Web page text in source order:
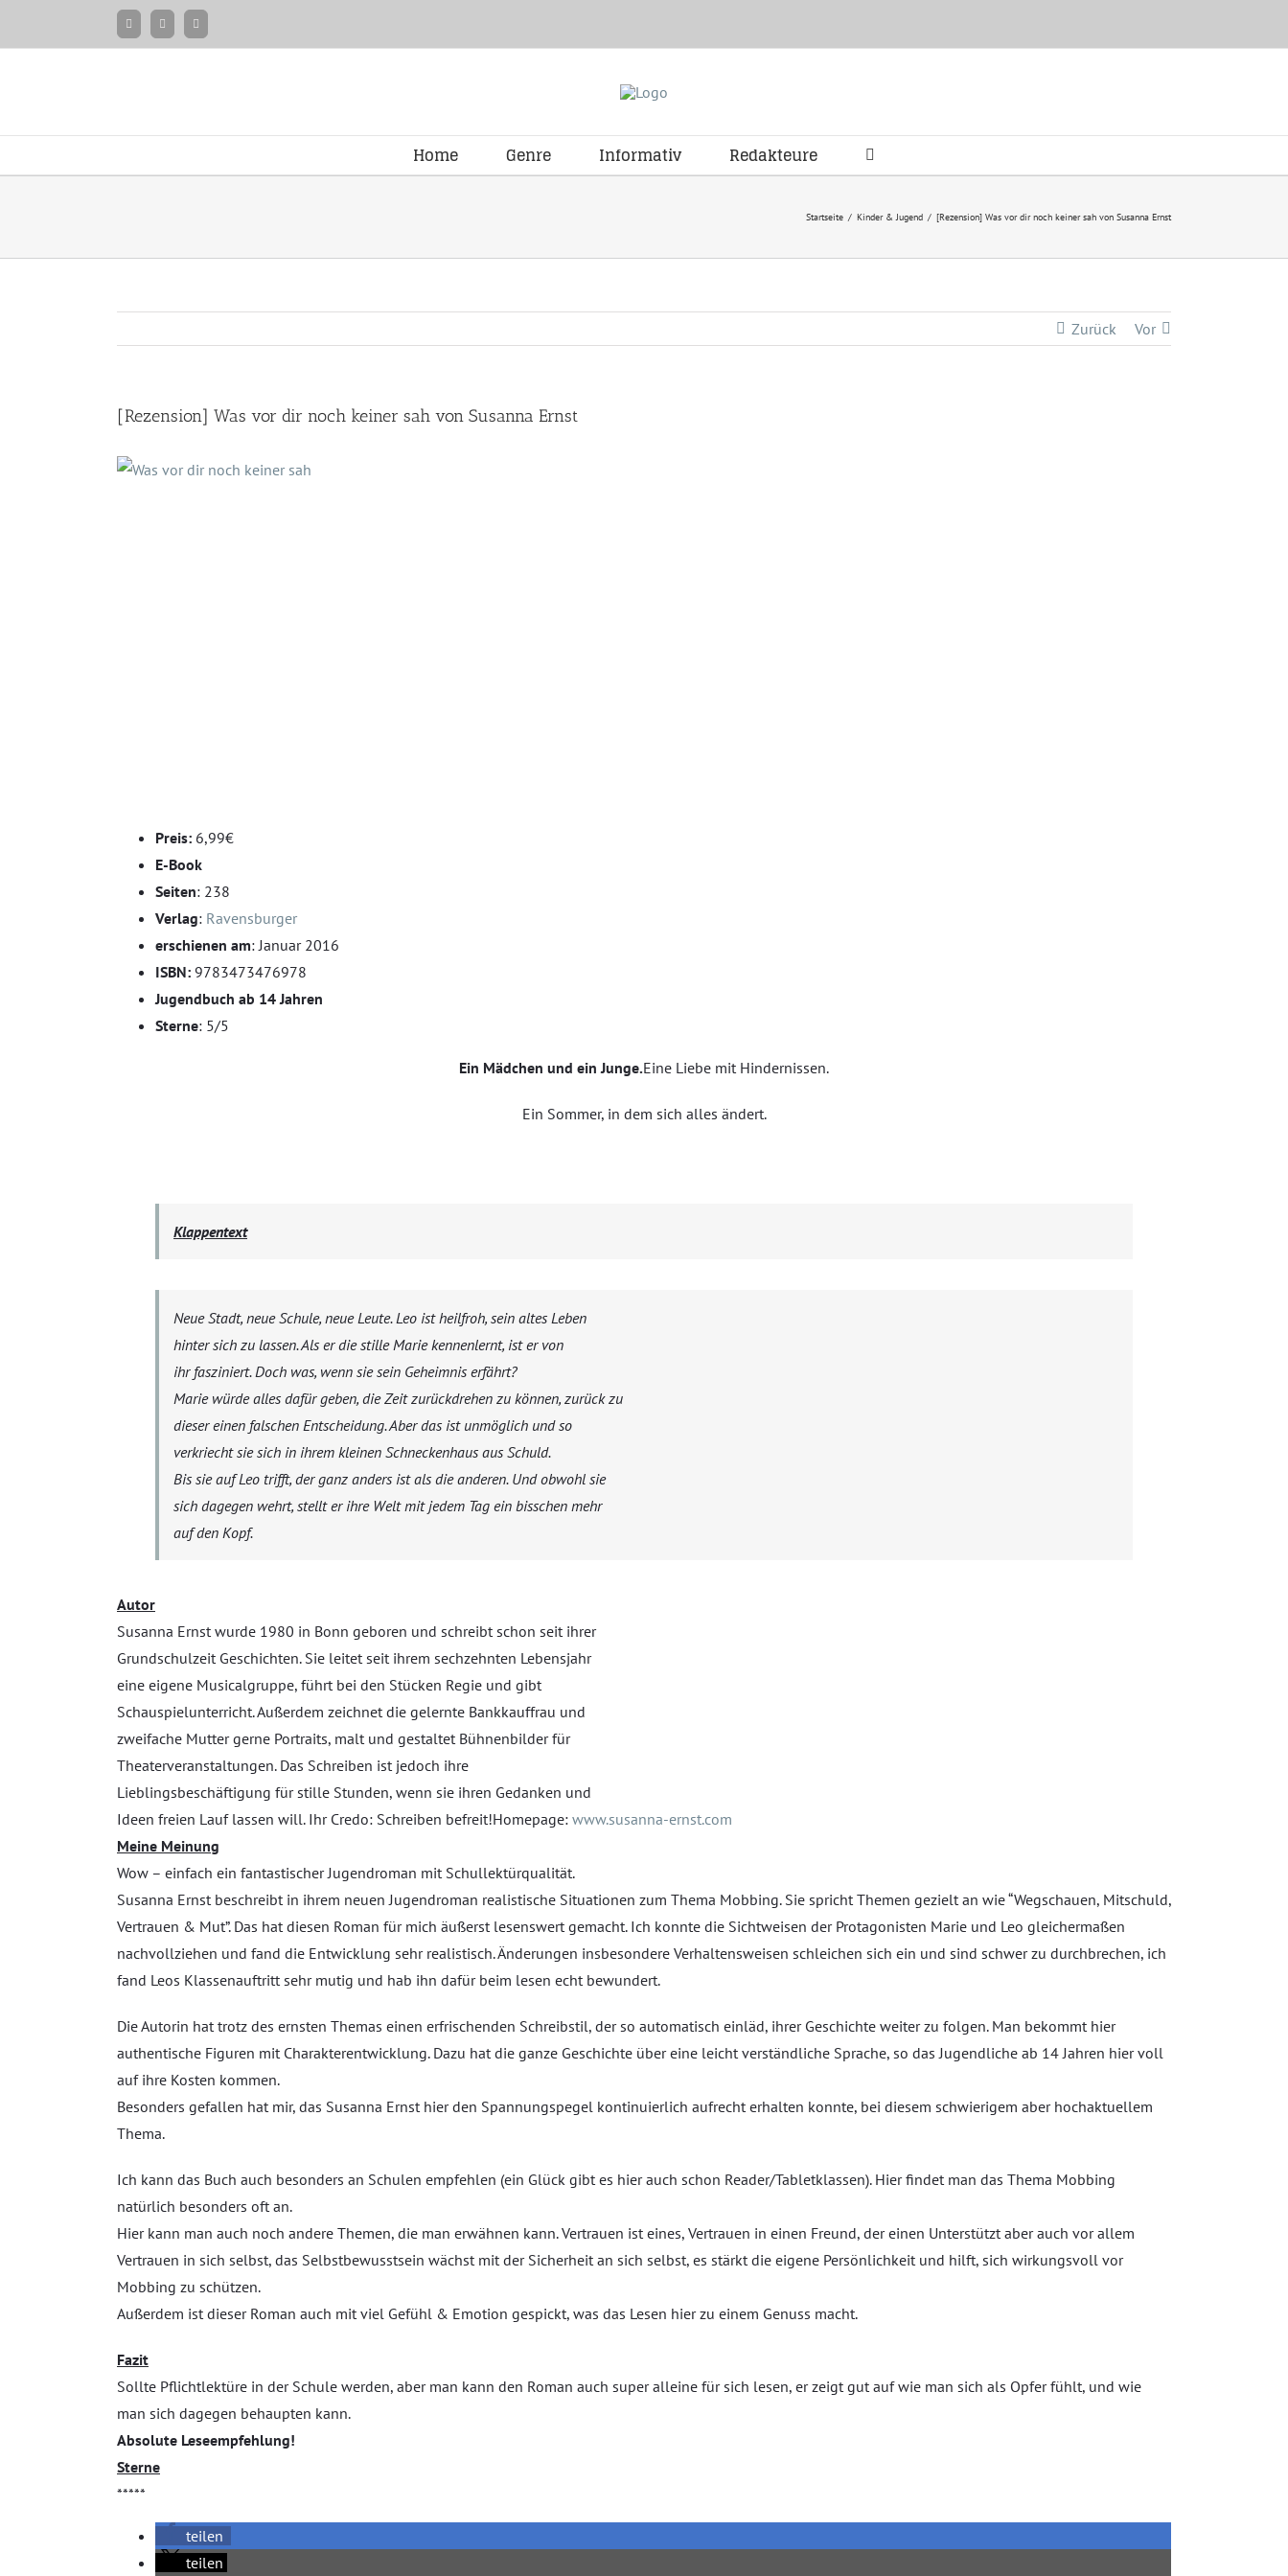
FacebookInstagramTwitter
Home Genre Informativ Redakteure
Startseite / Kinder & Jugend / [Rezension] Was vor dir noch keiner sah von Susanna Ernst
Zurück Vor
[Rezension] Was vor dir noch keiner sah von Susanna Ernst
Preis: 6,99€
E-Book
Seiten: 238
Verlag: Ravensburger
erschienen am: Januar 2016
ISBN: 9783473476978
Jugendbuch ab 14 Jahren
Sterne: 5/5
Ein Mädchen und ein Junge.Eine Liebe mit Hindernissen.
Ein Sommer, in dem sich alles ändert.
Klappentext
Neue Stadt, neue Schule, neue Leute. Leo ist heilfroh, sein altes Leben
hinter sich zu lassen. Als er die stille Marie kennenlernt, ist er von
ihr fasziniert. Doch was, wenn sie sein Geheimnis erfährt?
Marie würde alles dafür geben, die Zeit zurückdrehen zu können, zurück zu
dieser einen falschen Entscheidung. Aber das ist unmöglich und so
verkriecht sie sich in ihrem kleinen Schneckenhaus aus Schuld.
Bis sie auf Leo trifft, der ganz anders ist als die anderen. Und obwohl sie
sich dagegen wehrt, stellt er ihre Welt mit jedem Tag ein bisschen mehr
auf den Kopf.
Autor
Susanna Ernst wurde 1980 in Bonn geboren und schreibt schon seit ihrer
Grundschulzeit Geschichten. Sie leitet seit ihrem sechzehnten Lebensjahr
eine eigene Musicalgruppe, führt bei den Stücken Regie und gibt
Schauspielunterricht. Außerdem zeichnet die gelernte Bankkauffrau und
zweifache Mutter gerne Portraits, malt und gestaltet Bühnenbilder für
Theaterveranstaltungen. Das Schreiben ist jedoch ihre
Lieblingsbeschäftigung für stille Stunden, wenn sie ihren Gedanken und
Ideen freien Lauf lassen will. Ihr Credo: Schreiben befreit!Homepage: www.susanna-ernst.com
Meine Meinung
Wow – einfach ein fantastischer Jugendroman mit Schullektürqualität.
Susanna Ernst beschreibt in ihrem neuen Jugendroman realistische Situationen zum Thema Mobbing. Sie spricht Themen gezielt an wie “Wegschauen, Mitschuld,
Vertrauen & Mut”. Das hat diesen Roman für mich äußerst lesenswert gemacht. Ich konnte die Sichtweisen der Protagonisten Marie und Leo gleichermaßen
nachvollziehen und fand die Entwicklung sehr realistisch. Änderungen insbesondere Verhaltensweisen schleichen sich ein und sind schwer zu durchbrechen, ich
fand Leos Klassenauftritt sehr mutig und hab ihn dafür beim lesen echt bewundert.
Die Autorin hat trotz des ernsten Themas einen erfrischenden Schreibstil, der so automatisch einläd, ihrer Geschichte weiter zu folgen. Man bekommt hier
authentische Figuren mit Charakterentwicklung. Dazu hat die ganze Geschichte über eine leicht verständliche Sprache, so das Jugendliche ab 14 Jahren hier voll
auf ihre Kosten kommen.
Besonders gefallen hat mir, das Susanna Ernst hier den Spannungspegel kontinuierlich aufrecht erhalten konnte, bei diesem schwierigem aber hochaktuellem
Thema.
Ich kann das Buch auch besonders an Schulen empfehlen (ein Glück gibt es hier auch schon Reader/Tabletklassen). Hier findet man das Thema Mobbing
natürlich besonders oft an.
Hier kann man auch noch andere Themen, die man erwähnen kann. Vertrauen ist eines, Vertrauen in einen Freund, der einen Unterstützt aber auch vor allem
Vertrauen in sich selbst, das Selbstbewusstsein wächst mit der Sicherheit an sich selbst, es stärkt die eigene Persönlichkeit und hilft, sich wirkungsvoll vor
Mobbing zu schützen.
Außerdem ist dieser Roman auch mit viel Gefühl & Emotion gespickt, was das Lesen hier zu einem Genuss macht.
Fazit
Sollte Pflichtlektüre in der Schule werden, aber man kann den Roman auch super alleine für sich lesen, er zeigt gut auf wie man sich als Opfer fühlt, und wie
man sich dagegen behaupten kann.
Absolute Leseempfehlung!
Sterne
*****
teilen
teilen